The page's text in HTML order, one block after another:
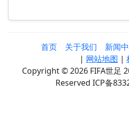
首页 关于我们 新闻
| 网站地图 |
Copyright © 2026 FIFA世足
Reserved ICP备